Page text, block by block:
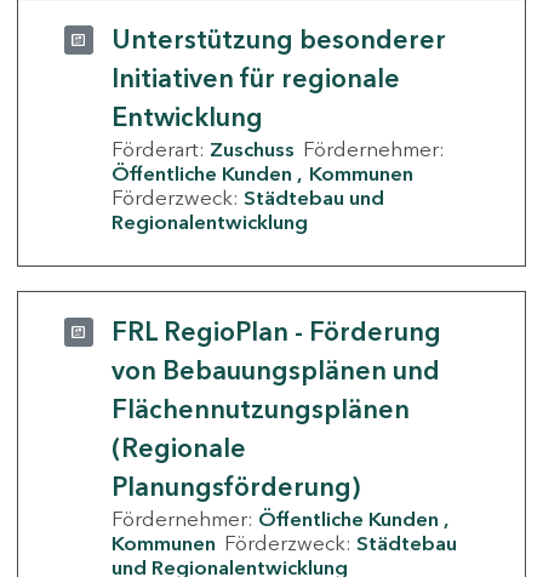
Unterstützung besonderer
Initiativen für regionale
Entwicklung
Förderart: Zuschuss Fördernehmer:
Öffentliche Kunden
Kommunen
Förderzweck: Städtebau und
Regionalentwicklung
FRL RegioPlan - Förderung
von Bebauungsplänen und
Flächennutzungsplänen
(Regionale
Planungsförderung)
Fördernehmer: Öffentliche Kunden
Kommunen Förderzweck: Städtebau
und Regionalentwicklung